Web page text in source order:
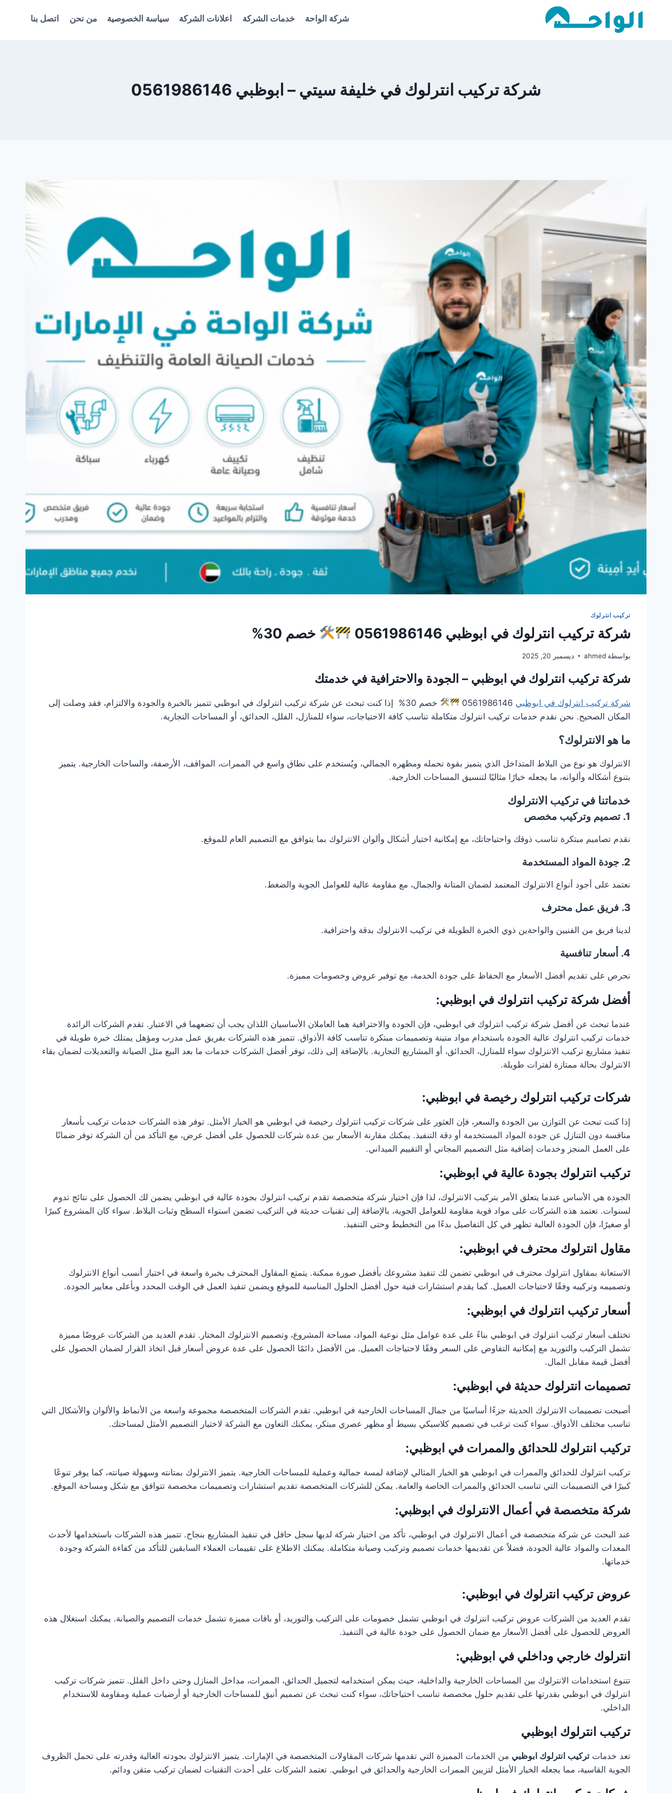
شركة الواحة خدمات الشركة اعلانات الشركة سياسة الخصوصية من نحن اتصل بنا
شركة تركيب انترلوك في خليفة سيتي – ابوظبي 0561986146
تركيب انترلوك
شركة تركيب انترلوك في ابوظبي 0561986146 خصم 30%
بواسطة ahmed ديسمبر 20, 2025
شركة تركيب انترلوك في ابوظبي – الجودة والاحترافية في خدمتك
شركة تركيب انترلوك في ابوظبي
خصم 30% إذا كنت تبحث عن شركة تركيب انترلوك في ابوظبي تتميز بالخبرة والجودة والالتزام، فقد وصلت إلى
المكان الصحيح. نحن نقدم خدمات تركيب انترلوك متكاملة تناسب كافة الاحتياجات، سواء للمنازل، الفلل، الحدائق، أو المساحات التجارية.
ما هو الانترلوك؟
الانترلوك هو نوع من البلاط المتداخل الذي يتميز بقوة تحمله ومظهره الجمالي، ويُستخدم على نطاق واسع في الممرات، المواقف، الأرصفة، والساحات الخارجية. يتميز
بتنوع أشكاله وألوانه، ما يجعله خيارًا مثاليًا لتنسيق المساحات الخارجية.
خدماتنا في تركيب الانترلوك
1. تصميم وتركيب مخصص
نقدم تصاميم مبتكرة تناسب ذوقك واحتياجاتك، مع إمكانية اختيار أشكال وألوان الانترلوك بما يتوافق مع التصميم العام للموقع.
2. جودة المواد المستخدمة
نعتمد على أجود أنواع الانترلوك المعتمد لضمان المتانة والجمال، مع مقاومة عالية للعوامل الجوية والضغط.
3. فريق عمل محترف
لدينا فريق من الفنيين والواحةين ذوي الخبرة الطويلة في تركيب الانترلوك بدقة واحترافية.
4. أسعار تنافسية
نحرص على تقديم أفضل الأسعار مع الحفاظ على جودة الخدمة، مع توفير عروض وخصومات مميزة.
أفضل شركة تركيب انترلوك في ابوظبي:
عندما تبحث عن أفضل شركة تركيب انترلوك في ابوظبي، فإن الجودة والاحترافية هما العاملان الأساسيان اللذان يجب أن تضعهما في الاعتبار. تقدم الشركات الرائدة
خدمات تركيب انترلوك عالية الجودة باستخدام مواد متينة وتصميمات مبتكرة تناسب كافة الأذواق. تتميز هذه الشركات بفريق عمل مدرب ومؤهل يمتلك خبرة طويلة في
تنفيذ مشاريع تركيب الانترلوك سواء للمنازل، الحدائق، أو المشاريع التجارية. بالإضافة إلى ذلك، توفر أفضل الشركات خدمات ما بعد البيع مثل الصيانة والتعديلات لضمان بقاء
الانترلوك بحالة ممتازة لفترات طويلة.
شركات تركيب انترلوك رخيصة في ابوظبي:
إذا كنت تبحث عن التوازن بين الجودة والسعر، فإن العثور على شركات تركيب انترلوك رخيصة في ابوظبي هو الخيار الأمثل. توفر هذه الشركات خدمات تركيب بأسعار
منافسة دون التنازل عن جودة المواد المستخدمة أو دقة التنفيذ. يمكنك مقارنة الأسعار بين عدة شركات للحصول على أفضل عرض، مع التأكد من أن الشركة توفر ضمانًا
على العمل المنجز وخدمات إضافية مثل التصميم المجاني أو التقييم الميداني.
تركيب انترلوك بجودة عالية في ابوظبي:
الجودة هي الأساس عندما يتعلق الأمر بتركيب الانترلوك، لذا فإن اختيار شركة متخصصة تقدم تركيب انترلوك بجودة عالية في ابوظبي يضمن لك الحصول على نتائج تدوم
لسنوات. تعتمد هذه الشركات على مواد قوية مقاومة للعوامل الجوية، بالإضافة إلى تقنيات حديثة في التركيب تضمن استواء السطح وثبات البلاط. سواء كان المشروع كبيرًا
أو صغيرًا، فإن الجودة العالية تظهر في كل التفاصيل بدءًا من التخطيط وحتى التنفيذ.
مقاول انترلوك محترف في ابوظبي:
الاستعانة بمقاول انترلوك محترف في ابوظبي تضمن لك تنفيذ مشروعك بأفضل صورة ممكنة. يتمتع المقاول المحترف بخبرة واسعة في اختيار أنسب أنواع الانترلوك
وتصميمه وتركيبه وفقًا لاحتياجات العميل. كما يقدم استشارات فنية حول أفضل الحلول المناسبة للموقع ويضمن تنفيذ العمل في الوقت المحدد وبأعلى معايير الجودة.
أسعار تركيب انترلوك في ابوظبي:
تختلف أسعار تركيب انترلوك في ابوظبي بناءً على عدة عوامل مثل نوعية المواد، مساحة المشروع، وتصميم الانترلوك المختار. تقدم العديد من الشركات عروضًا مميزة
تشمل التركيب والتوريد مع إمكانية التفاوض على السعر وفقًا لاحتياجات العميل. من الأفضل دائمًا الحصول على عدة عروض أسعار قبل اتخاذ القرار لضمان الحصول على
أفضل قيمة مقابل المال.
تصميمات انترلوك حديثة في ابوظبي:
أصبحت تصميمات الانترلوك الحديثة جزءًا أساسيًا من جمال المساحات الخارجية في ابوظبي. تقدم الشركات المتخصصة مجموعة واسعة من الأنماط والألوان والأشكال التي
تناسب مختلف الأذواق. سواء كنت ترغب في تصميم كلاسيكي بسيط أو مظهر عصري مبتكر، يمكنك التعاون مع الشركة لاختيار التصميم الأمثل لمساحتك.
تركيب انترلوك للحدائق والممرات في ابوظبي:
تركيب انترلوك للحدائق والممرات في ابوظبي هو الخيار المثالي لإضافة لمسة جمالية وعملية للمساحات الخارجية. يتميز الانترلوك بمتانته وسهولة صيانته، كما يوفر تنوعًا
كبيرًا في التصميمات التي تناسب الحدائق والممرات الخاصة والعامة. يمكن للشركات المتخصصة تقديم استشارات وتصميمات مخصصة تتوافق مع شكل ومساحة الموقع.
شركة متخصصة في أعمال الانترلوك في ابوظبي:
عند البحث عن شركة متخصصة في أعمال الانترلوك في ابوظبي، تأكد من اختيار شركة لديها سجل حافل في تنفيذ المشاريع بنجاح. تتميز هذه الشركات باستخدامها لأحدث
المعدات والمواد عالية الجودة، فضلاً عن تقديمها خدمات تصميم وتركيب وصيانة متكاملة. يمكنك الاطلاع على تقييمات العملاء السابقين للتأكد من كفاءة الشركة وجودة
خدماتها.
عروض تركيب انترلوك في ابوظبي:
تقدم العديد من الشركات عروض تركيب انترلوك في ابوظبي تشمل خصومات على التركيب والتوريد، أو باقات مميزة تشمل خدمات التصميم والصيانة. يمكنك استغلال هذه
العروض للحصول على أفضل الأسعار مع ضمان الحصول على جودة عالية في التنفيذ.
انترلوك خارجي وداخلي في ابوظبي:
تتنوع استخدامات الانترلوك بين المساحات الخارجية والداخلية، حيث يمكن استخدامه لتجميل الحدائق، الممرات، مداخل المنازل وحتى داخل الفلل. تتميز شركات تركيب
انترلوك في ابوظبي بقدرتها على تقديم حلول مخصصة تناسب احتياجاتك، سواء كنت تبحث عن تصميم أنيق للمساحات الخارجية أو أرضيات عملية ومقاومة للاستخدام
الداخلي.
تركيب انترلوك ابوظبي
تعد خدمات تركيب انترلوك ابوظبي من الخدمات المميزة التي تقدمها شركات المقاولات المتخصصة في الإمارات. يتميز الانترلوك بجودته العالية وقدرته على تحمل الظروف
الجوية القاسية، مما يجعله الخيار الأمثل لتزيين الممرات الخارجية والحدائق في ابوظبي. تعتمد الشركات على أحدث التقنيات لضمان تركيب متقن ودائم.